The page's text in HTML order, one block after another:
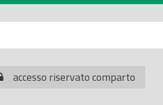
accesso riservato comparto